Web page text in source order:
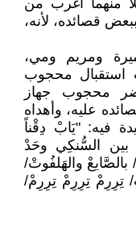
منهما أغرب من
قصائده، لأنه،
ومريم ومي،
استقبال محجوب
محجوب جهاز
عليه، وأهداه
فيه: "يَابْ دِقْناً
بين السُّنكِي وحَدْ
بالصَّايعْ والهَلفُوتْ/
تِرِرِمْ تِرِرِمْ تِرِرِمْ/